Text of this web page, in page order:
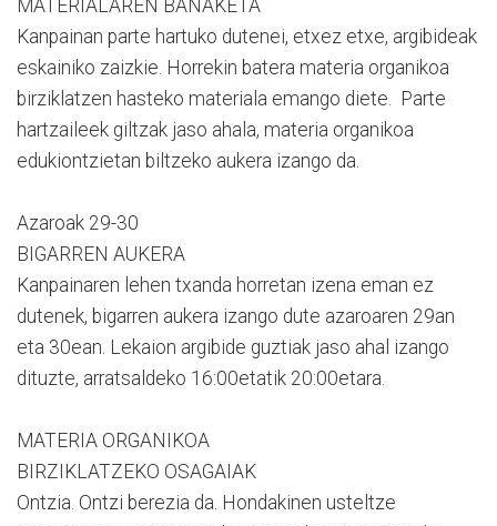
MATERIALAREN BANAKETA
Kanpainan parte hartuko dutenei, etxez etxe, argibideak
eskainiko zaizkie. Horrekin batera materia organikoa
birziklatzen hasteko materiala emango diete. Parte
hartzaileek giltzak jaso ahala, materia organikoa
edukiontzietan biltzeko aukera izango da.
Azaroak 29-30
BIGARREN AUKERA
Kanpainaren lehen txanda horretan izena eman ez
dutenek, bigarren aukera izango dute azaroaren 29an
eta 30ean. Lekaion argibide guztiak jaso ahal izango
dituzte, arratsaldeko 16:00etatik 20:00etara.
MATERIA ORGANIKOA
BIRZIKLATZEKO OSAGAIAK
Ontzia. Ontzi berezia da. Hondakinen usteltze